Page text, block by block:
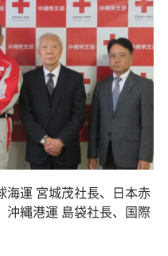
海運 宮城茂社長、日本赤
沖縄港運 島袋社長、国際